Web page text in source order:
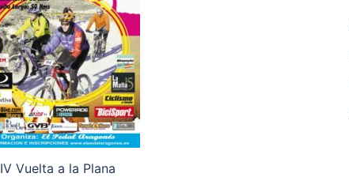
IV Vuelta a la Plana